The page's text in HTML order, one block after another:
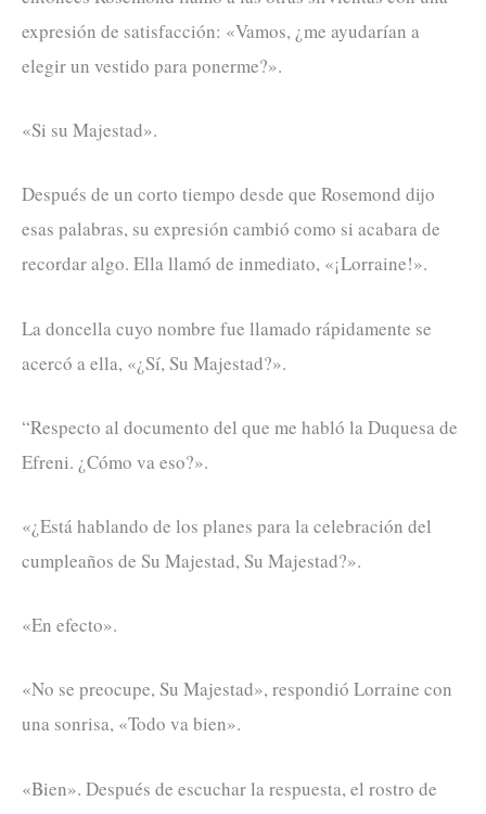
expresión de satisfacción: «Vamos, ¿me ayudarían a
elegir un vestido para ponerme?».
«Si su Majestad».
Después de un corto tiempo desde que Rosemond dijo
esas palabras, su expresión cambió como si acabara de
recordar algo. Ella llamó de inmediato, «¡Lorraine!».
La doncella cuyo nombre fue llamado rápidamente se
acercó a ella, «¿Sí, Su Majestad?».
“Respecto al documento del que me habló la Duquesa de
Efreni. ¿Cómo va eso?».
«¿Está hablando de los planes para la celebración del
cumpleaños de Su Majestad, Su Majestad?».
«En efecto».
«No se preocupe, Su Majestad», respondió Lorraine con
una sonrisa, «Todo va bien».
«Bien». Después de escuchar la respuesta, el rostro de